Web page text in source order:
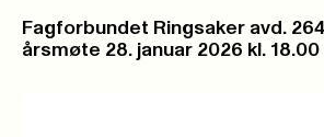
Fagforbundet Ringsaker avd.
årsmøte 28. januar 2026 kl. 18.00